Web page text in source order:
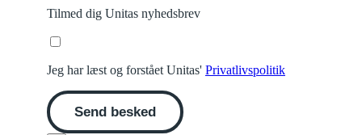
Tilmed dig Unitas nyhedsbrev
Jeg har læst og forstået Unitas' Privatlivspolitik
Send besked